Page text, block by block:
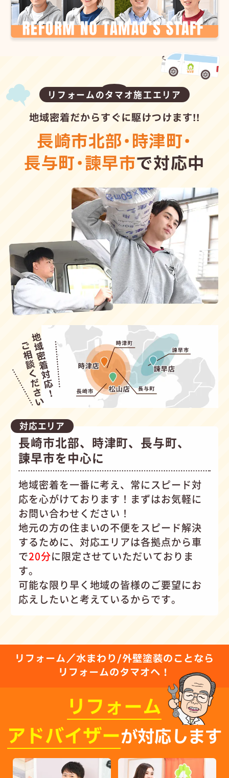
リフォームのタマオ施工エリア
地域密着だからすぐに駆けつけます!!
長崎市北部・時津町・
長与町・諫早市で対応中
対応エリア
長崎市北部、時津町、長与町、
諫早市を中心に
地域密着を一番に考え、常にスピード対
応を心がけております！まずはお気軽に
お問い合わせください！
地元の方の住まいの不便をスピード解決
するために、対応エリアは各拠点から車
で20分に限定させていただいておりま
す。
可能な限り早く地域の皆様のご要望にお
応えしたいと考えているからです。
リフォーム／水まわり/外壁塗装のことなら
リフォームのタマオへ！
リフォーム
アドバイザーが対応します